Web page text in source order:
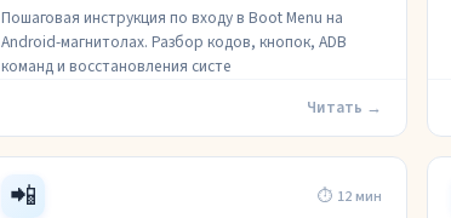
Пошаговая инструкция по входу в Boot Menu на
Android-магнитолах. Разбор кодов, кнопок, ADB
команд и восстановления систе
Читать →
📲 ⏱ 12 мин